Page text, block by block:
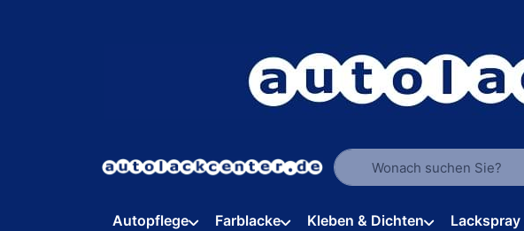
Geben Sie einen Suchbegriff
Autopflege Farblacke Kleben & Dichten